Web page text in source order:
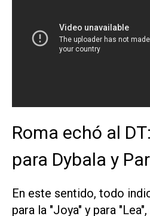
Roma echó al
para Dybala y
En este sentido, todo
para la "Joya" y para